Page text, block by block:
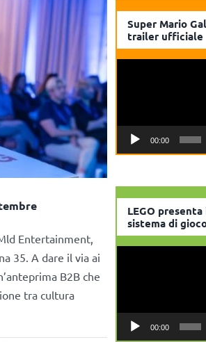
Entertainment,
35. A dare il via ai
B2B che
tra cultura
Super Mario
trailer ufficiale
00:00
LEGO
sistema di
00:00